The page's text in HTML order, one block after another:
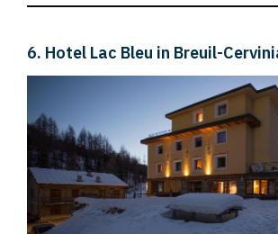
6. Hotel Lac Bleu in Breuil-